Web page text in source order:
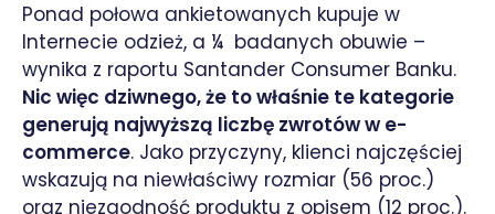
Ponad połowa ankietowanych kupuje w
Internecie odzież, a ¼ badanych obuwie –
wynika z raportu Santander Consumer Banku.
Nic więc dziwnego, że to właśnie te kategorie
generują najwyższą liczbę zwrotów w e-
commerce. Jako przyczyny, klienci najczęściej
wskazują na niewłaściwy rozmiar (56 proc.)
oraz niezgodność produktu z opisem (12 proc.).